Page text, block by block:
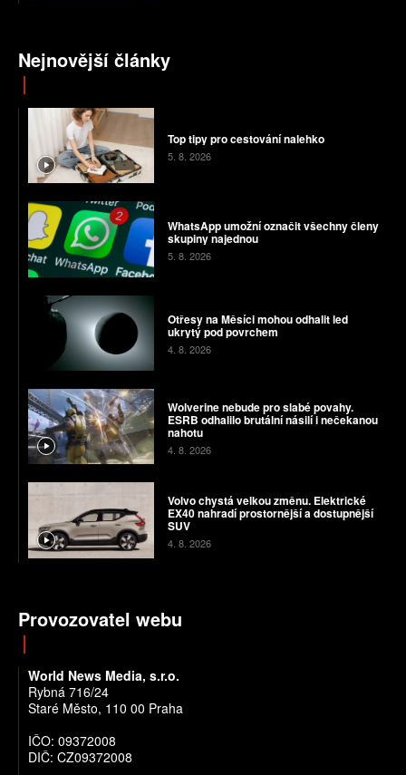
Nejnovější články
Top tipy pro cestování nalehko
5. 8. 2026
WhatsApp umožní označit všechny členy
skupiny najednou
5. 8. 2026
Otřesy na Měsíci mohou odhalit led
ukrytý pod povrchem
4. 8. 2026
Wolverine nebude pro slabé povahy.
ESRB odhalilo brutální násilí i nečekanou
nahotu
4. 8. 2026
Volvo chystá velkou změnu. Elektrické
EX40 nahradí prostornější a dostupnější
SUV
4. 8. 2026
Provozovatel webu
World News Media, s.r.o.
Rybná 716/24
Staré Město, 110 00 Praha
IČO: 09372008
DIČ: CZ09372008